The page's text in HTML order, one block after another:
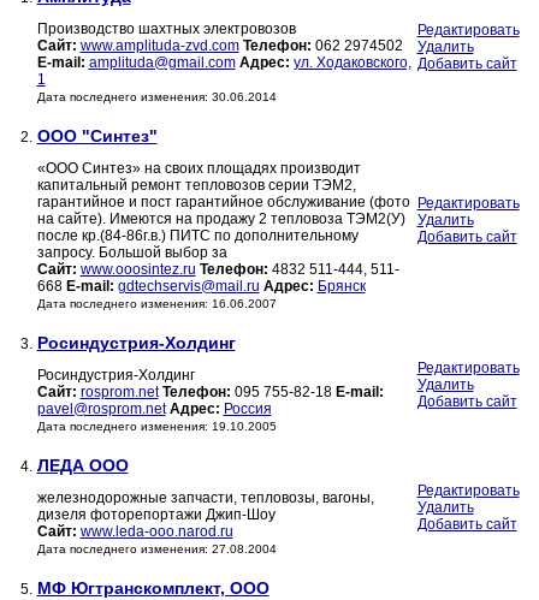
Производство шахтных электровозов
Сайт: www.amplituda-zvd.com Телефон: 062 2974502
E-mail: amplituda@gmail.com Адрес: ул. Ходаковского,
1
Дата последнего изменения: 30.06.2014
Редактировать
Удалить
Добавить сайт
2. ООО "Синтез"
«ООО Синтез» на своих площадях производит
капитальный ремонт тепловозов серии ТЭМ2,
гарантийное и пост гарантийное обслуживание (фото
на сайте). Имеются на продажу 2 тепловоза ТЭМ2(У)
после кр.(84-86г.в.) ПИТС по дополнительному
запросу. Большой выбор за
Сайт: www.ooosintez.ru Телефон: 4832 511-444, 511-
668 E-mail: gdtechservis@mail.ru Адрес: Брянск
Дата последнего изменения: 16.06.2007
Редактировать
Удалить
Добавить сайт
3. Росиндустрия-Холдинг
Росиндустрия-Холдинг
Сайт: rosprom.net Телефон: 095 755-82-18 E-mail:
pavel@rosprom.net Адрес: Россия
Дата последнего изменения: 19.10.2005
Редактировать
Удалить
Добавить сайт
4. ЛЕДА ООО
железнодорожные запчасти, тепловозы, вагоны,
дизеля фоторепортажи Джип-Шоу
Сайт: www.leda-ooo.narod.ru
Дата последнего изменения: 27.08.2004
Редактировать
Удалить
Добавить сайт
5. МФ Югтранскомплект, ООО